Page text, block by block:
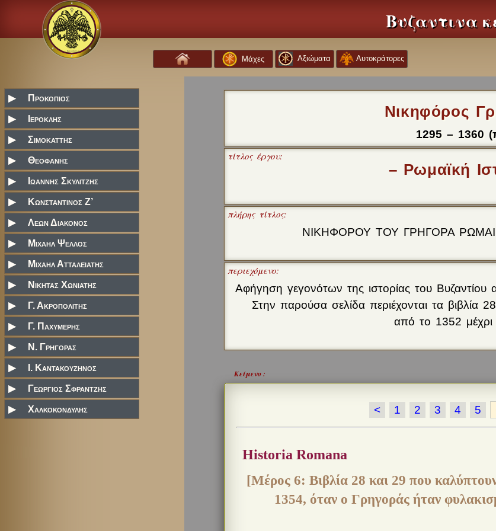
Βυζαντινα
Μάχες Αξιώματα Αυτοκράτορες
▶ Προκοπιος
▶ Ιεροκλης
▶ Σιμοκαττης
▶ Θεοφανης
▶ Ιωαννης Σκυλιτζης
▶ Κωνσταντινος Ζ’
▶ Λεων Διακονος
▶ Μιχαηλ Ψελλος
▶ Μιχαηλ Ατταλειατης
▶ Νικητας Χωνιατης
▶ Γ. Ακροπολιτης
▶ Γ. Παχυμερης
▶ N. Γρηγορας
▶ Ι. Καντακουζηνος
▶ Γεωργιος Σφραντζης
▶ Χαλκοκονδυλης
Νικηφόρος
1295 – 1360
τίτλος έργου:
– Ρωμαϊκή
πλήρης τίτλος:
ΝΙΚΗΦΟΡΟΥ ΤΟΥ ΓΡΗΓΟΡΑ
περιεχόμενο:
Αφήγηση γεγονότων της ιστορίας του Βυζαντίου
Στην παρούσα σελίδα περιέχονται τα
από το 1352
Κείμενο :
< 1 2 3 4 5
Historia Romana
[Μέρος 6: Βιβλία 28 και 29 που
1354, όταν ο Γρηγοράς ήταν